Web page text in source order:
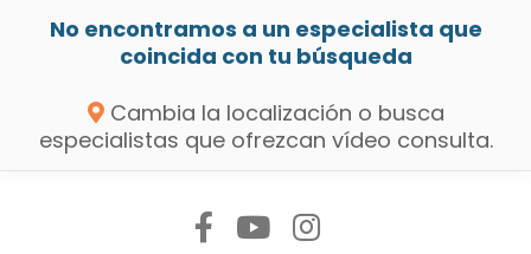
No encontramos a un especialista que
coincida con tu búsqueda
Cambia la localización o busca
especialistas que ofrezcan vídeo consulta.